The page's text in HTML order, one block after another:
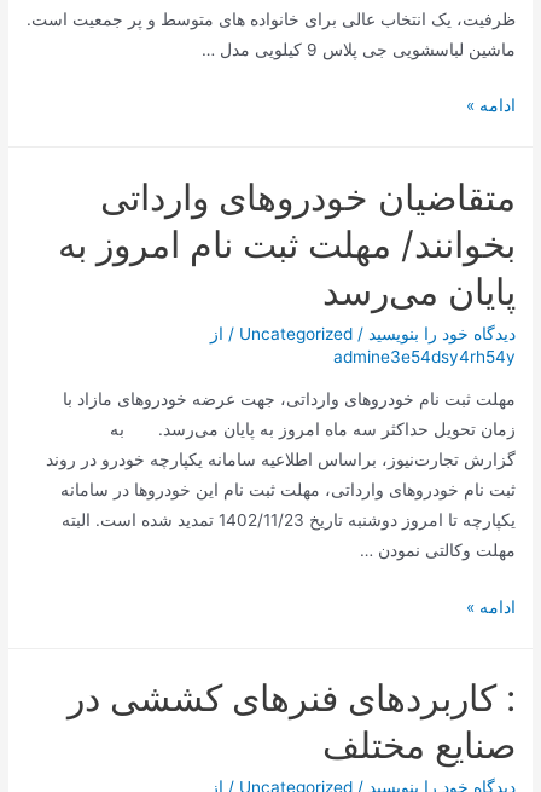
ظرفیت، یک انتخاب عالی برای خانواده های متوسط و پر جمعیت است.
ماشین لباسشویی جی پلاس 9 کیلویی مدل …
مدل
ادامه »
متقاضیان خودروهای وارداتی
بخوانند/ مهلت ثبت نام امروز به
پایان می‌رسد
دیدگاه‌ خود را بنویسید /
Uncategorized / از
admine3e54dsy4rh54y
مهلت ثبت نام خودروهای وارداتی، جهت عرضه خودروهای مازاد با
زمان تحویل حداکثر سه ماه امروز به پایان می‌رسد. به
گزارش تجارت‌نیوز، براساس اطلاعیه سامانه یکپارچه خودرو در روند
ثبت نام خودروهای وارداتی، مهلت ثبت نام این خودروها در سامانه
یکپارچه تا امروز دوشنبه تاریخ 1402/11/23 تمدید شده است. البته
مهلت وکالتی نمودن …
متقاضیان
بخوانند/
ثبت
نام
ادامه »
: کاربردهای فنرهای کششی در
صنایع مختلف
دیدگاه‌ خود را بنویسید /
Uncategorized / از